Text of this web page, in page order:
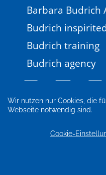
Wir nutzen nur Cookies, die
Webseite notwendig sind.
Cookie-
Barbara Budrich
Budrich inspirited
Budrich training
Budrich agency
Impressum
Datenschutz
© 2026